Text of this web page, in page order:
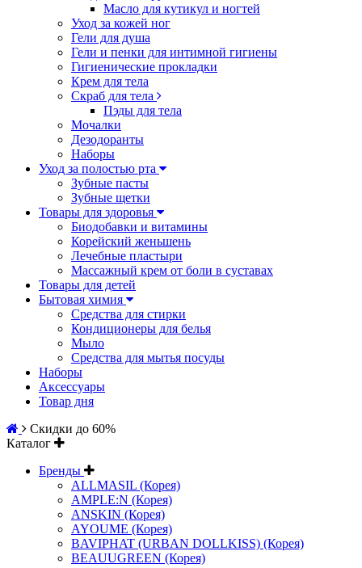
Масло для кутикул и ногтей
Уход за кожей ног
Гели для душа
Гели и пенки для интимной гигиены
Гигиенические прокладки
Крем для тела
Скраб для тела
Пэды для тела
Мочалки
Дезодоранты
Наборы
Уход за полостью рта
Зубные пасты
Зубные щетки
Товары для здоровья
Биодобавки и витамины
Корейский женьшень
Лечебные пластыри
Массажный крем от боли в суставах
Товары для детей
Бытовая химия
Средства для стирки
Кондиционеры для белья
Мыло
Средства для мытья посуды
Наборы
Аксессуары
Товар дня
Скидки до 60%
Каталог
Бренды
ALLMASIL (Корея)
AMPLE:N (Корея)
ANSKIN (Корея)
AYOUME (Корея)
BAVIPHAT (URBAN DOLLKISS) (Корея)
BEAUUGREEN (Корея)